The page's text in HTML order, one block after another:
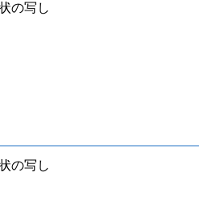
の写し
の写し